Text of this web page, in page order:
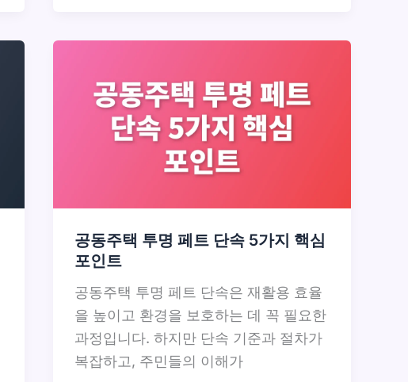
공동주택 투명 페트 단속 5가지 핵심
포인트
공동주택 투명 페트 단속은 재활용 효율
을 높이고 환경을 보호하는 데 꼭 필요한
과정입니다. 하지만 단속 기준과 절차가
복잡하고, 주민들의 이해가